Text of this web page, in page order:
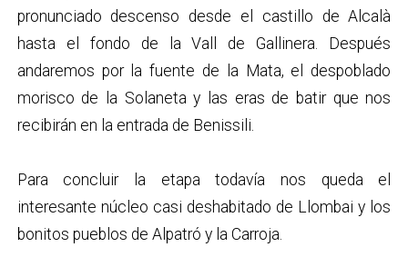
pronunciado descenso desde el castillo de Alcalà
hasta el fondo de la Vall de Gallinera. Después
andaremos por la fuente de la Mata, el despoblado
morisco de la Solaneta y las eras de batir que nos
recibirán en la entrada de Benissili.
Para concluir la etapa todavía nos queda el
interesante núcleo casi deshabitado de Llombai y los
bonitos pueblos de Alpatró y la Carroja.